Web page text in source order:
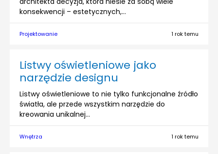
konsekwencji – estetycznych,...
Projektowanie 1 rok temu
Listwy oświetleniowe jako
narzędzie designu
Listwy oświetleniowe to nie tylko funkcjonalne źródło
światła, ale przede wszystkim narzędzie do
kreowania unikalnej...
Wnętrza 1 rok temu